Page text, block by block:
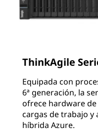
ThinkAgile
Equipada con
6ª generación, la
ofrece hardware
cargas de trabajo y
híbrida Azure.